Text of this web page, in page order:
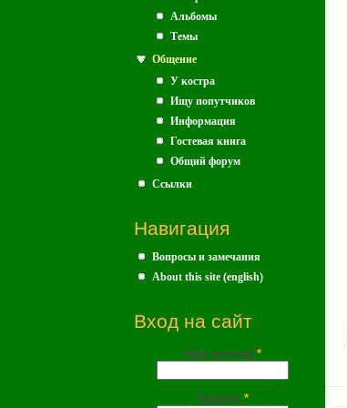
Альбомы
Темы
Общение
У костра
Ищу попутчиков
Информация
Гостевая книга
Общий форум
Ссылки
Навигация
Вопросы и замечания
About this site (english)
Вход на сайт
Имя (почта) *
Пароль *